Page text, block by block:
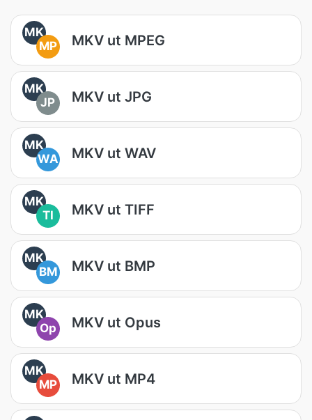
MK
MP
MKV ut MPEG
MK
JP
MKV ut JPG
MK
WA
MKV ut WAV
MK
TI
MKV ut TIFF
MK
BM
MKV ut BMP
MK
Op
MKV ut Opus
MK
MP
MKV ut MP4